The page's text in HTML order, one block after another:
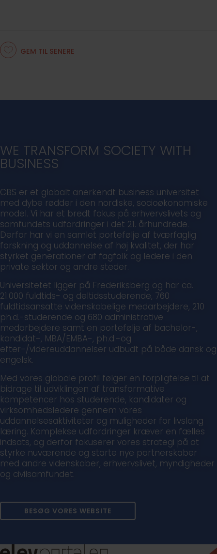
GEM TIL SENERE
WE TRANSFORM SOCIETY WITH
BUSINESS
CBS er et globalt anerkendt business universitet
med dybe rødder i den nordiske, socioøkonomiske
model. Vi har et bredt fokus på erhvervslivets og
samfundets udfordringer i det 21. århundrede.
Derfor har vi en samlet portefølje af tværfaglig
forskning og uddannelse af høj kvalitet, der har
styrket generationer af fagfolk og ledere i den
private sektor og andre steder.
Universitetet ligger på Frederiksberg og har ca.
21.000 fuldtids- og deltidsstuderende, 760
fuldtidsansatte videnskabelige medarbejdere, 210
ph.d.-studerende og 680 administrative
medarbejdere samt en portefølje af bachelor-,
kandidat-, MBA/EMBA-, ph.d.-og
efter-/videreuddannelser udbudt på både dansk og
engelsk.
Med vores globale profil følger en forpligtelse til at
bidrage til udviklingen af transformative
kompetencer hos studerende, kandidater og
virksomhedsledere gennem vores
uddannelsesaktiviteter og muligheder for livslang
læring. Komplekse udfordringer kræver en fælles
indsats, og derfor fokuserer vores strategi på at
styrke nuværende og starte nye partnerskaber
med andre videnskaber, erhvervslivet, myndigheder
og civilsamfundet.
BESØG VORES WEBSITE